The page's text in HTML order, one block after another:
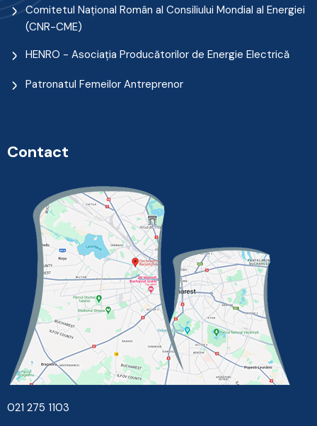
Comitetul Naţional Român al Consiliului Mondial al Energiei
(CNR-CME)
HENRO - Asociația Producătorilor de Energie Electrică
Patronatul Femeilor Antreprenor
Contact
021 275 1103